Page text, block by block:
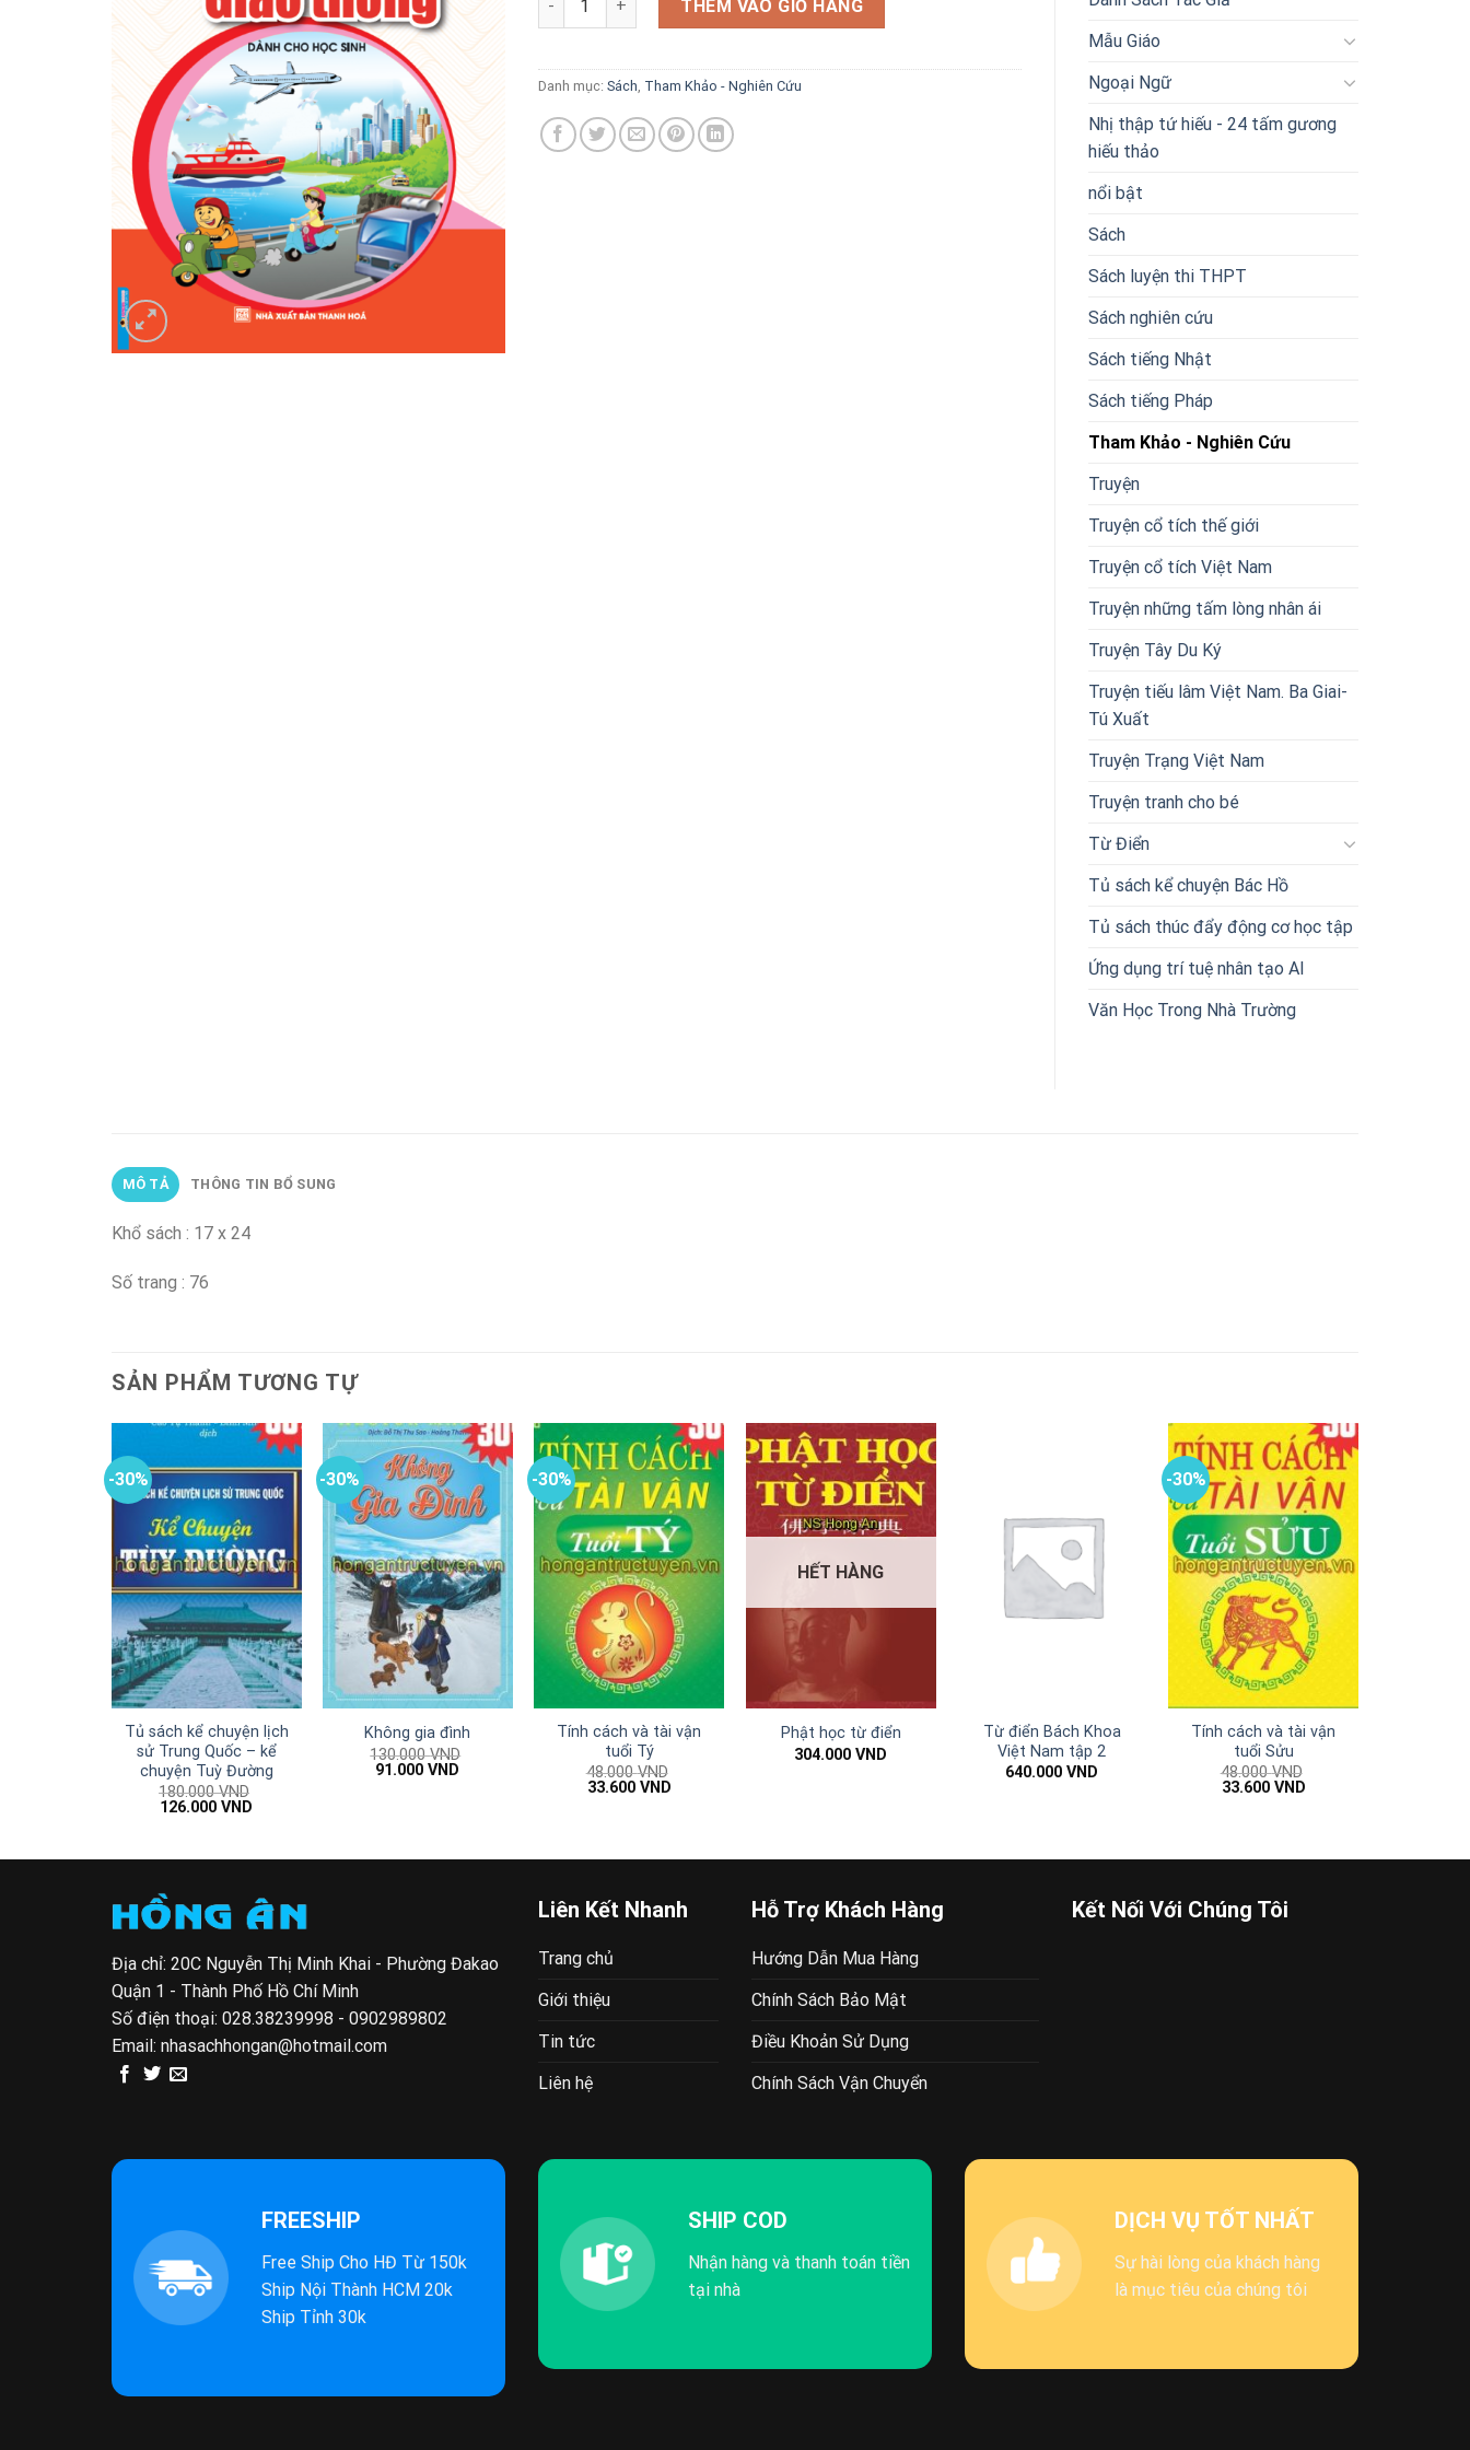
là:
58.000 VND.
tại
là:
40.600 VND.
THÊM VÀO GIỎ HÀNG
Danh mục: Sách Tham Khảo - Nghiên Cứu
Mẫu Giáo
Ngoại Ngữ
Nhị thập tứ hiếu - 24 tấm gương
hiếu thảo
nổi bật
Sách
Sách luyện thi THPT
Sách nghiên cứu
Sách tiếng Nhật
Sách tiếng Pháp
Tham Khảo - Nghiên Cứu
Truyện
Truyện cổ tích thế giới
Truyện cổ tích Việt Nam
Truyện những tấm lòng nhân ái
Truyện Tây Du Ký
Truyện tiếu lâm Việt Nam. Ba Giai-
Tú Xuất
Truyện Trạng Việt Nam
Truyện tranh cho bé
Từ Điển
Tủ sách kể chuyện Bác Hồ
Tủ sách thúc đẩy động cơ học tập
Ứng dụng trí tuệ nhân tạo AI
Văn Học Trong Nhà Trường
MÔ TẢ THÔNG TIN BỔ SUNG
Khổ sách : 17 x 24
Số trang : 76
SẢN PHẨM TƯƠNG TỰ
-30%
Tủ sách kể chuyện lịch
sử Trung Quốc – kể
chuyện Tuỳ Đường
180.000VND
Giá
126.000VND
-30%
Không gia đình
130.000VND
Giá
91.000VND
-30%
Tính cách và tài vận
tuổi Tý
48.000VND
Giá
33.600 VNDGiá
HẾT HÀNG
Phật học từ điển
304.000VND
Từ điển Bách Khoa
Việt Nam tập 2
640.000VND
-30%
Tính cách và tài vận
tuổi Sửu
48.000VND
Giá
33.600 VNDGiá
Địa chỉ: 20C Nguyễn Thị Minh Khai - Phường Đakao
Quận 1 - Thành Phố Hồ Chí Minh
Số điện thoại: 028.38239998 - 0902989802
Email: nhasachhongan@hotmail.com
Liên Kết Nhanh
Trang chủ
Giới thiệu
Tin tức
Liên hệ
Hỗ Trợ Khách Hàng
Hướng Dẫn Mua Hàng
Chính Sách Bảo Mật
Điều Khoản Sử Dụng
Chính Sách Vận Chuyển
Kết Nối Với Chúng Tôi
FREESHIP
Free Ship Cho HĐ Từ 150k
Ship Nội Thành HCM 20k
Ship Tỉnh 30k
SHIP COD
Nhận hàng và thanh toán tiền
tại nhà
DỊCH VỤ TỐT NHẤT
Sự hài lòng của khách hàng
là mục tiêu của chúng tôi